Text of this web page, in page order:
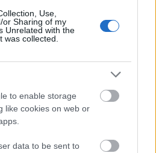
Use,
or Sharing of my
Unrelated with the
was collected.
to enable storage
like cookies on web or
data to be sent to
Τα SOS για να κερδίσετε το